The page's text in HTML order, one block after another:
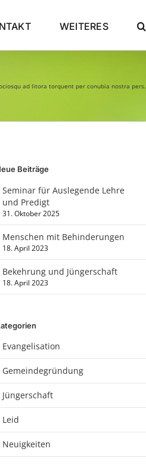
WEITERES
ad litora torquent per conubia nostra pers.
Beiträge
Seminar für Auslegende Lehre
und Predigt
31. Oktober 2025
Menschen mit Behinderungen
18. April 2023
Bekehrung und Jüngerschaft
18. April 2023
Evangelisation
Gemeindegründung
Jüngerschaft
Leid
Neuigkeiten